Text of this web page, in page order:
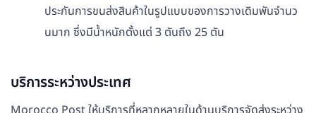
ประกันการขนส่งสินค้าในรูปแบบของการวางเดิมพันจำนว
นมาก ซึ่งมีน้ำหนักตั้งแต่ 3 ตันถึง 25 ตัน
บริการระหว่างประเทศ